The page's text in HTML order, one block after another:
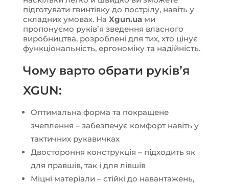
підготувати гвинтівку до пострілу, навіть у
складних умовах. На Xgun.uaми
пропонуємо руківʼя зведення власного
виробництва, розроблені для тих, хто цінує
функціональність, ергономіку та надійність.
Чому варто обрати руківʼя
XGUN:
Оптимальна форма та покращене
зчеплення – забезпечує комфорт навіть у
тактичних рукавичках
Двостороння конструкція – підходить як
для правшів, так і для лівшів
Міцні матеріали – стійкі до навантажень,